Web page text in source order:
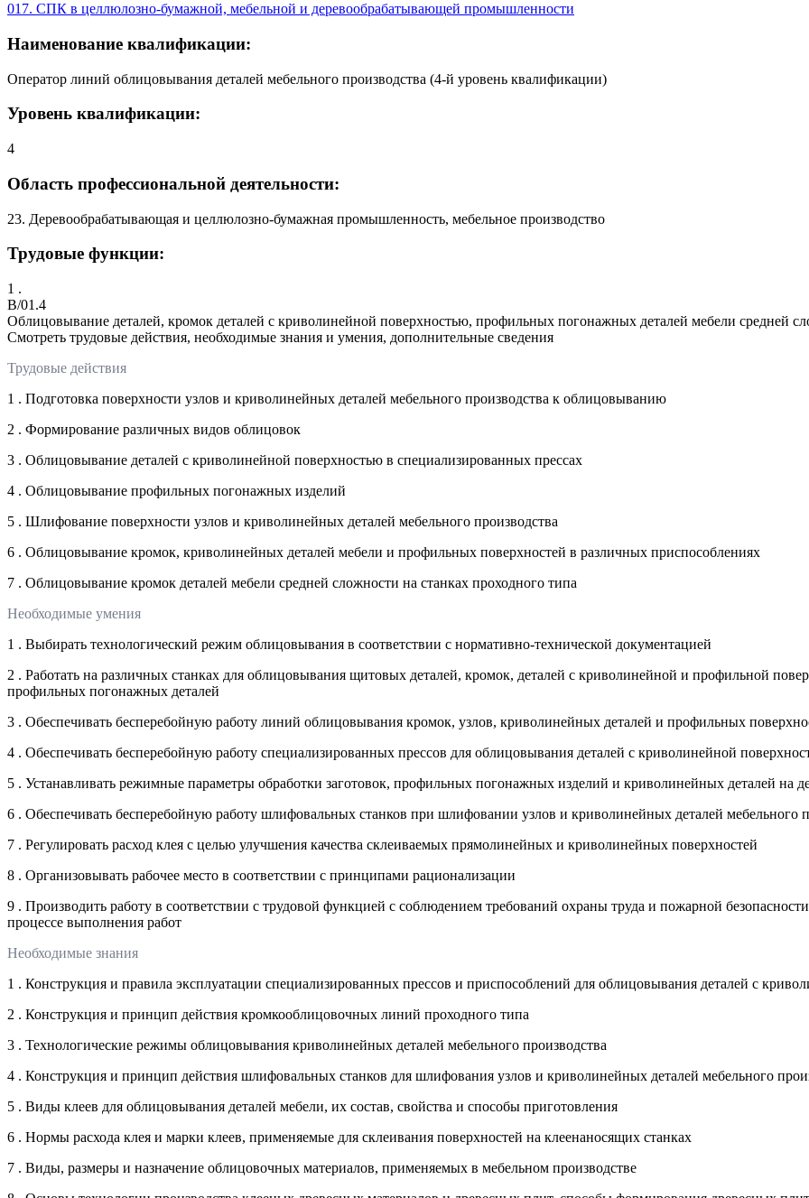
017. СПК в целлюлозно-бумажной, мебельной и деревообрабатывающей промышленности
Наименование квалификации:
Оператор линий облицовывания деталей мебельного производства (4-й уровень квалификации)
Уровень квалификации:
4
Область профессиональной деятельности:
23. Деревообрабатывающая и целлюлозно-бумажная промышленность, мебельное производство
Трудовые функции:
1 .
B/01.4
Облицовывание деталей, кромок деталей с криволинейной поверхностью, профильных погонажных деталей мебели средней
Смотреть трудовые действия, необходимые знания и умения, дополнительные сведения
Трудовые действия
1 . Подготовка поверхности узлов и криволинейных деталей мебельного производства к облицовыванию
2 . Формирование различных видов облицовок
3 . Облицовывание деталей с криволинейной поверхностью в специализированных прессах
4 . Облицовывание профильных погонажных изделий
5 . Шлифование поверхности узлов и криволинейных деталей мебельного производства
6 . Облицовывание кромок, криволинейных деталей мебели и профильных поверхностей в различных приспособлениях
7 . Облицовывание кромок деталей мебели средней сложности на станках проходного типа
Необходимые умения
1 . Выбирать технологический режим облицовывания в соответствии с нормативно-технической документацией
2 . Работать на различных станках для облицовывания щитовых деталей, кромок, деталей с криволинейной и профильной
профильных погонажных деталей
3 . Обеспечивать бесперебойную работу линий облицовывания кромок, узлов, криволинейных деталей и профильных
4 . Обеспечивать бесперебойную работу специализированных прессов для облицовывания деталей с криволинейной
5 . Устанавливать режимные параметры обработки заготовок, профильных погонажных изделий и криволинейных деталей на
6 . Обеспечивать бесперебойную работу шлифовальных станков при шлифовании узлов и криволинейных деталей мебельного
7 . Регулировать расход клея с целью улучшения качества склеиваемых прямолинейных и криволинейных поверхностей
8 . Организовывать рабочее место в соответствии с принципами рационализации
9 . Производить работу в соответствии с трудовой функцией с соблюдением требований охраны труда и пожарной
процессе выполнения работ
Необходимые знания
1 . Конструкция и правила эксплуатации специализированных прессов и приспособлений для облицовывания деталей с
2 . Конструкция и принцип действия кромкооблицовочных линий проходного типа
3 . Технологические режимы облицовывания криволинейных деталей мебельного производства
4 . Конструкция и принцип действия шлифовальных станков для шлифования узлов и криволинейных деталей мебельного
5 . Виды клеев для облицовывания деталей мебели, их состав, свойства и способы приготовления
6 . Нормы расхода клея и марки клеев, применяемые для склеивания поверхностей на клеенаносящих станках
7 . Виды, размеры и назначение облицовочных материалов, применяемых в мебельном производстве